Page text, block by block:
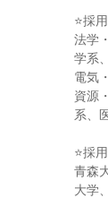
⭐採
法学
学系
電気
資源
系、
⭐採
青森
大学